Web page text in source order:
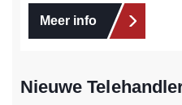
Meer info
Nieuwe